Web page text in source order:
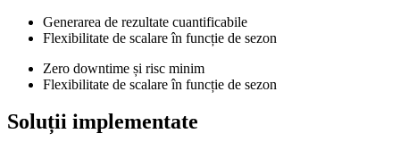
Generarea de rezultate cuantificabile
Flexibilitate de scalare în funcție de sezon
Zero downtime și risc minim
Flexibilitate de scalare în funcție de sezon
Soluții implementate